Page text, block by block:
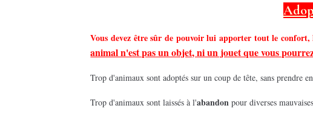
Vous devez être sûr de pouvoir lui apporter tout le
animal n'est pas un objet, ni un jouet que vous
Trop d'animaux sont adoptés sur un coup de tête, sans prendre
Trop d'animaux sont laissés à l'abandon pour diverses